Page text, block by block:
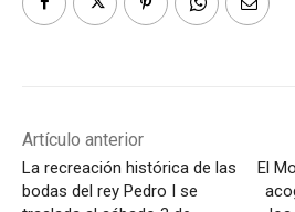
Artículo anterior
La recreación histórica de las
bodas del rey Pedro I se
El